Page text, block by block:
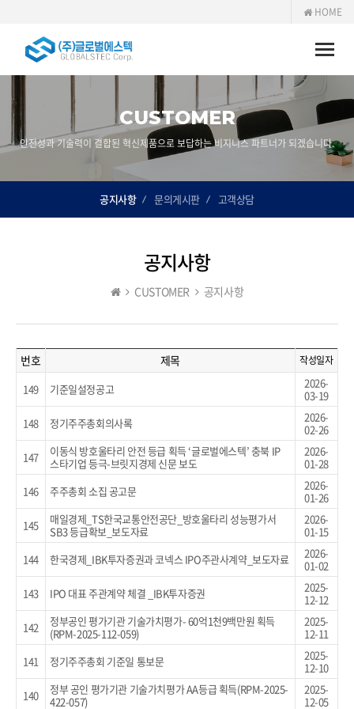
HOME
Toggle
CUSTOMER
안전성과 기술력이 결합된 혁신제품으로 보답하는 비지니스 파트너가 되겠습니다.
공지사항 문의게시판 고객상담
공지사항
CUSTOMER 공지사항
번호 제목 작성일자
149 기준일설정공고
2026-
03-19
148
정기주주총회의사록
2026-
02-26
147
이동식 방호울타리 안전 등급 획득 ‘글로벌에스텍’ 충북 IP
스타기업 등극-브릿지경제 신문 보도
2026-
01-28
146
주주총회 소집 공고문
2026-
01-26
145
매일경제_TS한국교통안전공단_방호울타리 성능평가서
SB3 등급확보_보도자료
2026-
01-15
144
한국경제_IBK투자증권과 코넥스 IPO주관사계약_보도자료
2026-
01-02
143
IPO 대표 주관계약 체결 _IBK투자증권
2025-
12-12
142
정부공인 평가기관 기술가치평가- 60억1천9백만원 획득
(RPM-2025-112-059)
2025-
12-11
141
정기주주총회 기준일 통보문
2025-
12-10
140
정부 공인 평가기관 기술가치평가 AA등급 획득(RPM-2025-
422-057)
2025-
12-05